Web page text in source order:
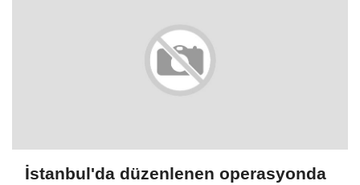
İstanbul'da düzenlenen operasyonda